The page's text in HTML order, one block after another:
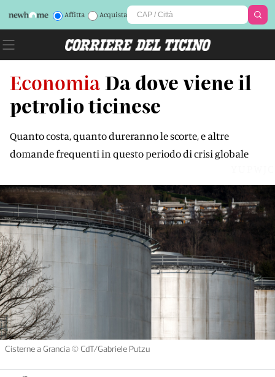
Affitta Acquista
Economia Da dove viene il
petrolio ticinese
Quanto costa, quanto dureranno le scorte, e altre
domande frequenti in questo periodo di crisi globale
Cisterne a Grancia © CdT/Gabriele Putzu